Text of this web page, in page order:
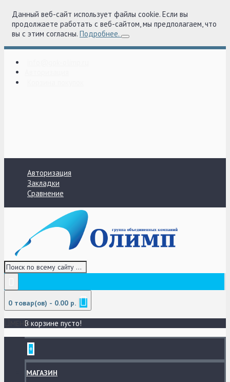
Данный веб-сайт использует файлы cookie. Если вы
продолжаете работать с веб-сайтом, мы предполагаем, что
вы с этим согласны. Подробнее.
Авторизация
Закладки
Сравнение
0 товар(ов) - 0.00 р.
В корзине пусто!
МЕНЮ
+
МАГАЗИН